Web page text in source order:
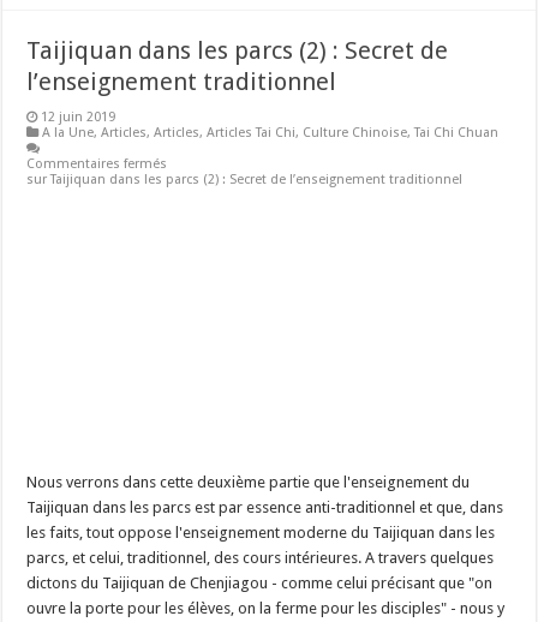
Taijiquan dans les parcs (2) : Secret de
l’enseignement traditionnel
12 juin 2019
A la Une,Articles,Articles,Articles Tai Chi, Culture Chinoise,Tai Chi Chuan
Commentaires fermés
sur Taijiquan dans les parcs (2) : Secret de l’enseignement traditionnel
Nous verrons dans cette deuxième partie que l'enseignement du
Taijiquan dans les parcs est par essence anti-traditionnel et que, dans
les faits, tout oppose l'enseignement moderne du Taijiquan dans les
parcs, et celui, traditionnel, des cours intérieures. A travers quelques
dictons du Taijiquan de Chenjiagou - comme celui précisant que "on
ouvre la porte pour les élèves, on la ferme pour les disciples" - nous y